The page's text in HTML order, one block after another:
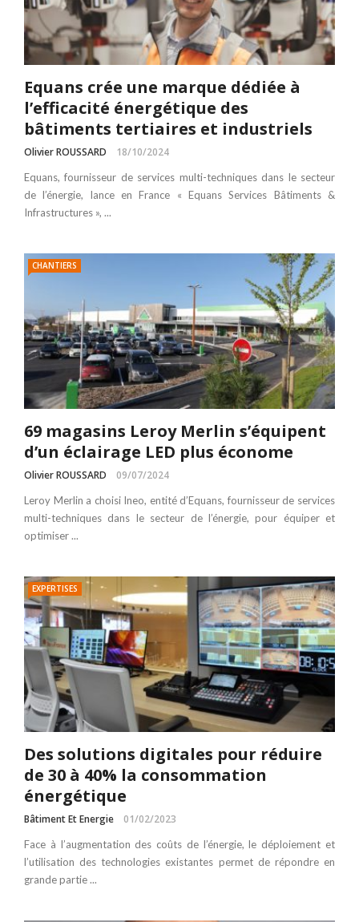
Equans crée une marque dédiée à
l’efficacité énergétique des
bâtiments tertiaires et industriels
Olivier ROUSSARD 18/10/2024
Equans, fournisseur de services multi-techniques dans le secteur
de l’énergie, lance en France « Equans Services Bâtiments &
Infrastructures », ...
CHANTIERS
69 magasins Leroy Merlin s’équipent
d’un éclairage LED plus économe
Olivier ROUSSARD 09/07/2024
Leroy Merlin a choisi Ineo, entité d’Equans, fournisseur de services
multi-techniques dans le secteur de l’énergie, pour équiper et
optimiser ...
EXPERTISES
Des solutions digitales pour réduire
de 30 à 40% la consommation
énergétique
Bâtiment Et Energie 01/02/2023
Face à l’augmentation des coûts de l’énergie, le déploiement et
l’utilisation des technologies existantes permet de répondre en
grande partie ...